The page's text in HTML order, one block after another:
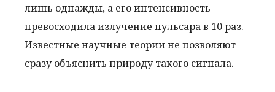
лишь однажды, а его интенсивность
превосходила излучение пульсара в 10 раз.
Известные научные теории не позволяют
сразу объяснить природу такого сигнала.